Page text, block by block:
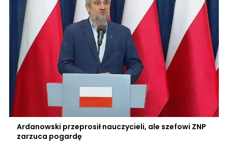
Ardanowski przeprosił nauczycieli, ale szefowi ZNP
zarzuca pogardę